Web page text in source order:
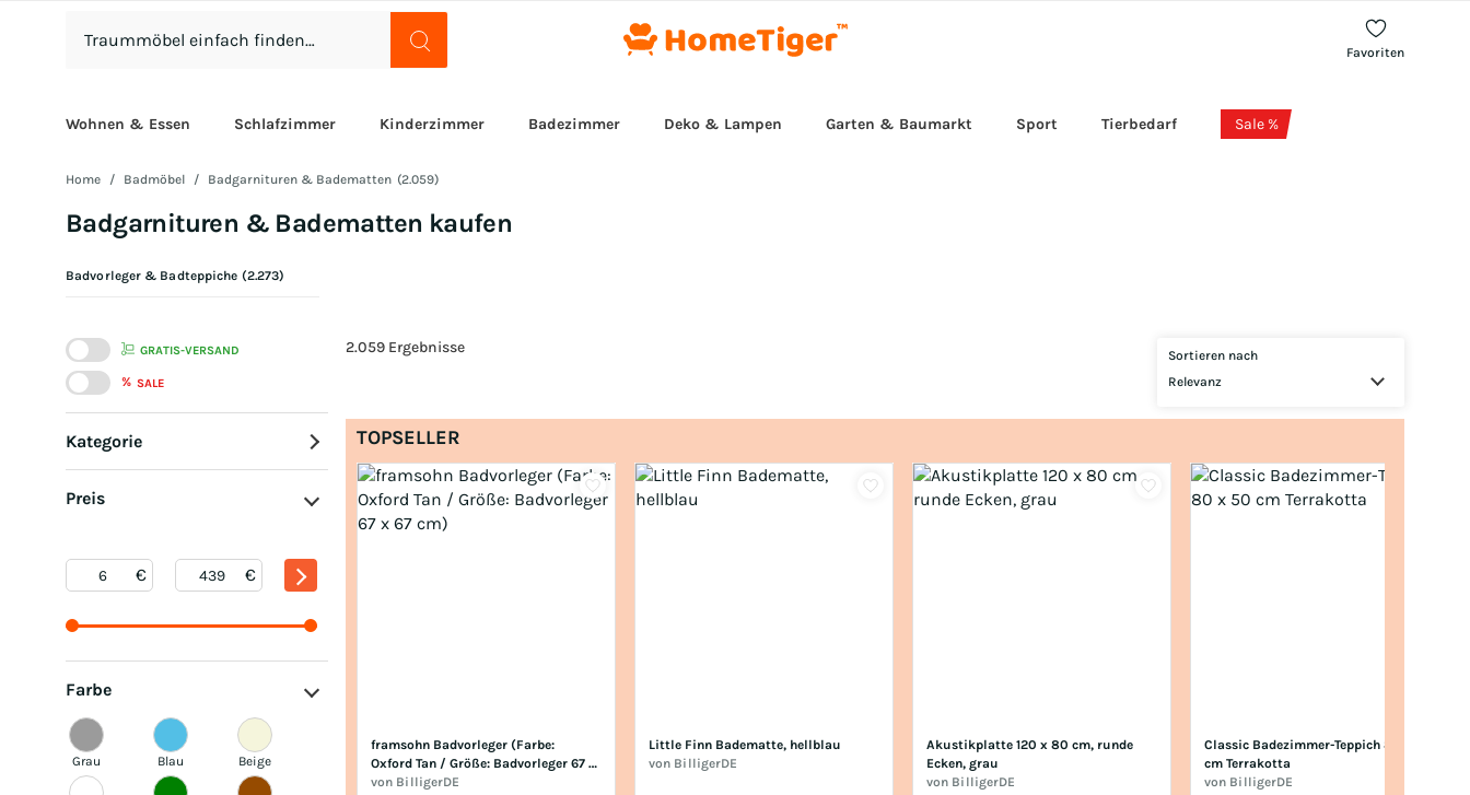
Favoriten
Wohnen & Essen Schlafzimmer Kinderzimmer Badezimmer Deko & Lampen Garten & Baumarkt Sport Tierbedarf Sale %
Home Badmöbel Badgarnituren & Badematten (2.059)
Badgarnituren & Badematten kaufen
Badvorleger & Badteppiche (2.273)
GRATIS-VERSAND
% SALE
Kategorie
Preis
Farbe
Grau Blau Beige
2.059 Ergebnisse
Sortieren nach
Relevanz
TOPSELLER
framsohn Badvorleger (Farbe:
Oxford Tan / Größe: Badvorleger 67 x
67 cm)
von BilligerDE
Little Finn Badematte, hellblau
von BilligerDE
Akustikplatte 120 x 80 cm, runde
Ecken, grau
von BilligerDE
Classic Badezimmer-Teppich 80 x 50
cm Terrakotta
von BilligerDE